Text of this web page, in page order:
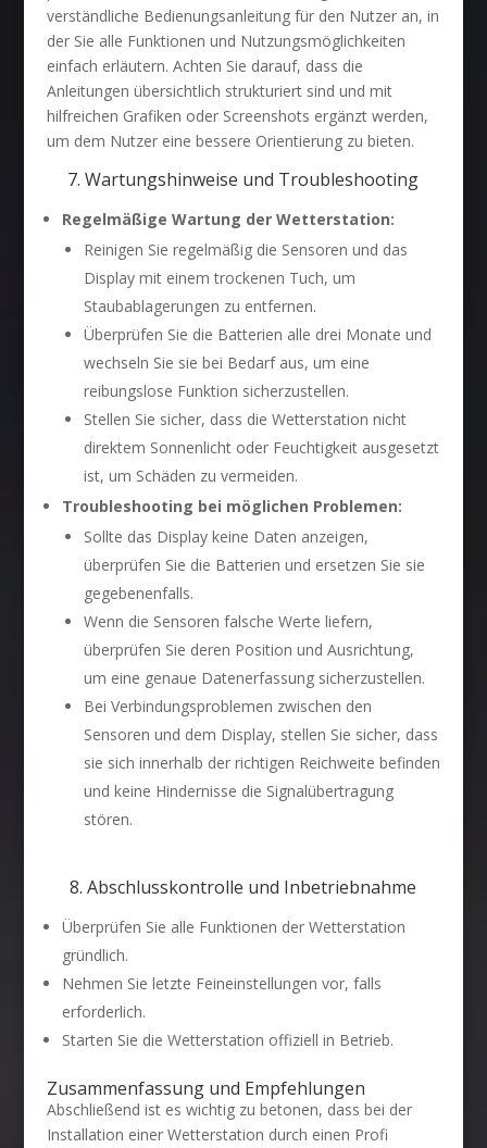
verständliche Bedienungsanleitung für den Nutzer an, in
der Sie alle Funktionen und Nutzungsmöglichkeiten
einfach erläutern. Achten Sie darauf, dass die
Anleitungen übersichtlich strukturiert sind und mit
hilfreichen Grafiken oder Screenshots ergänzt werden,
um dem Nutzer eine bessere Orientierung zu bieten.
7. Wartungshinweise und Troubleshooting
Regelmäßige Wartung der Wetterstation:
Reinigen Sie regelmäßig die Sensoren und das
Display mit einem trockenen Tuch, um
Staubablagerungen zu entfernen.
Überprüfen Sie die Batterien alle drei Monate und
wechseln Sie sie bei Bedarf aus, um eine
reibungslose Funktion sicherzustellen.
Stellen Sie sicher, dass die Wetterstation nicht
direktem Sonnenlicht oder Feuchtigkeit ausgesetzt
ist, um Schäden zu vermeiden.
Troubleshooting bei möglichen Problemen:
Sollte das Display keine Daten anzeigen,
überprüfen Sie die Batterien und ersetzen Sie sie
gegebenenfalls.
Wenn die Sensoren falsche Werte liefern,
überprüfen Sie deren Position und Ausrichtung,
um eine genaue Datenerfassung sicherzustellen.
Bei Verbindungsproblemen zwischen den
Sensoren und dem Display, stellen Sie sicher, dass
sie sich innerhalb der richtigen Reichweite befinden
und keine Hindernisse die Signalübertragung
stören.
8. Abschlusskontrolle und Inbetriebnahme
Überprüfen Sie alle Funktionen der Wetterstation
gründlich.
Nehmen Sie letzte Feineinstellungen vor, falls
erforderlich.
Starten Sie die Wetterstation offiziell in Betrieb.
Zusammenfassung und Empfehlungen
Abschließend ist es wichtig zu betonen, dass bei der
Installation einer Wetterstation durch einen Profi